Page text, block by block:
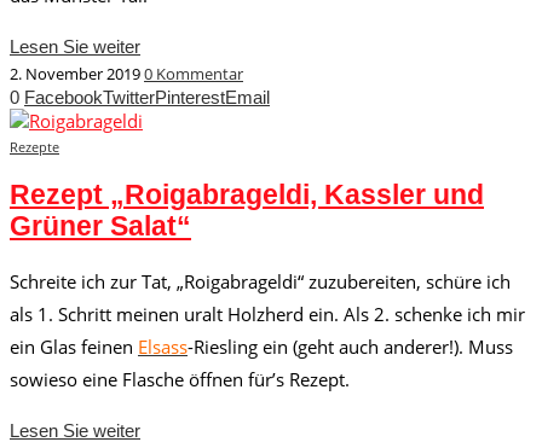
Lesen Sie weiter
2. November 20190 Kommentar
0 FacebookTwitterPinterestEmail
Rezepte
Rezept „Roigabrageldi, Kassler und
Grüner Salat“
Schreite ich zur Tat, „Roigabrageldi“ zuzubereiten, schüre ich
als 1. Schritt meinen uralt Holzherd ein. Als 2. schenke ich mir
ein Glas feinen Elsass-Riesling ein (geht auch anderer!). Muss
sowieso eine Flasche öffnen für’s Rezept.
Lesen Sie weiter